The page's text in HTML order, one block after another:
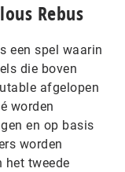
Rebus
een spel waarin
die boven
afgelopen
worden
en op basis
worden
het tweede